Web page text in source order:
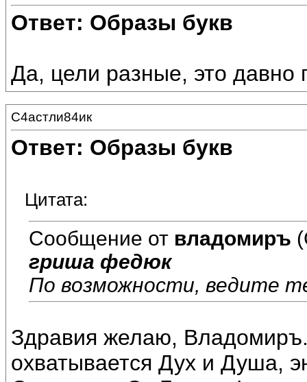
Ответ: Образы букв
Да, цели разные, это давно
С4астли84ик
Ответ: Образы букв
Цитата:
Сообщение от владомиръ
гриша федюк
По возможности, ведите
Здравия желаю,
охватывается Дух и Душа,